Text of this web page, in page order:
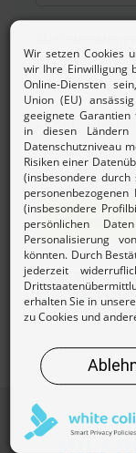
Zinsen/
Beitrag
Mehr zur